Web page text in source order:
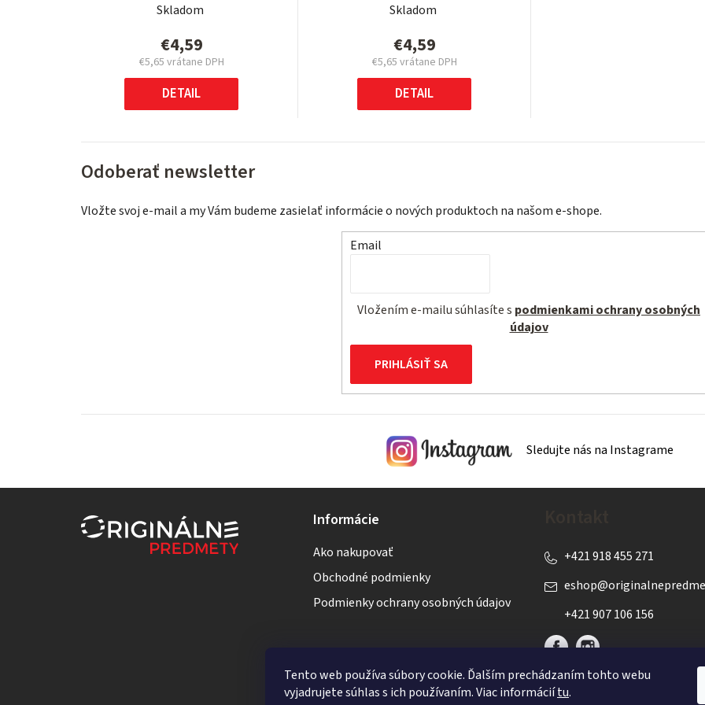
Tento web používa súbory cookie. Ďalším prechádzaním tohto webu
vyjadrujete súhlas s ich používaním. Viac informáciítu.
Skladom
€4,59
€5,65 vrátane DPH
Jednotková
cena:
DETAIL
Skladom
€4,59
€5,65 vrátane DPH
Jednotková
cena:
DETAIL
Odoberať newsletter
Vložte svoj e-mail a my Vám budeme zasielať informácie o nových produktoch na našom e-shope.
Email
Vložením e-mailu súhlasíte s podmienkami ochrany osobných
údajov
PRIHLÁSIŤ SA
Sledujte nás na Instagrame
Informácie
Ako nakupovať
Obchodné podmienky
Podmienky ochrany osobných údajov
eshop@
+421 918 455 271
+421 907 106 156